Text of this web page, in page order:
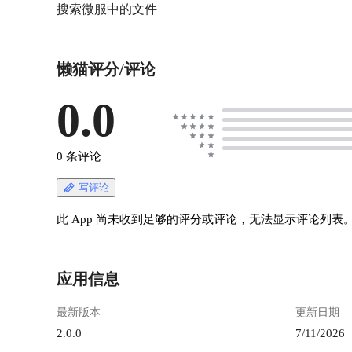
搜索微服中的文件
懒猫评分/评论
0.0
0 条评论
写评论
此 App 尚未收到足够的评分或评论，无法显示评论列表
应用信息
最新版本
2.0.0
更新日期
7/11/2026